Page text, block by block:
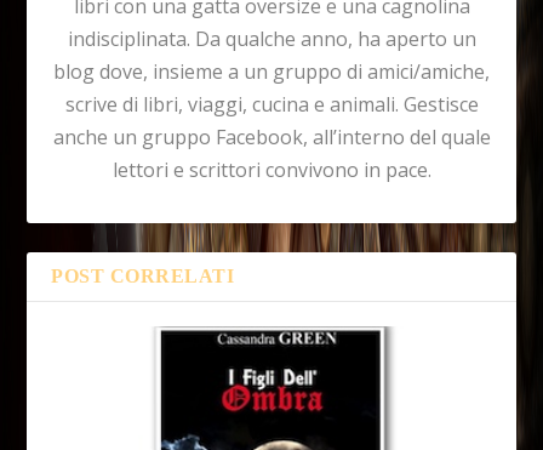
libri con una gatta oversize e una cagnolina
indisciplinata. Da qualche anno, ha aperto un
blog dove, insieme a un gruppo di amici/amiche,
scrive di libri, viaggi, cucina e animali. Gestisce
anche un gruppo Facebook, all’interno del quale
lettori e scrittori convivono in pace.
POST CORRELATI